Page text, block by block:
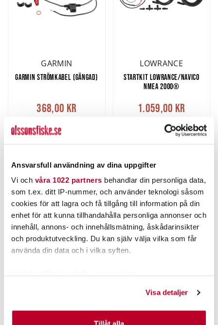
Ansvarsfull användning av dina uppgifter
Vi och våra 1022 partners behandlar din personliga data,
som t.ex. ditt IP-nummer, och använder teknologi såsom
cookies för att lagra och få tillgång till information på din
enhet för att kunna tillhandahålla personliga annonser och
innehåll, annons- och innehållsmätning, åskådarinsikter
och produktutveckling. Du kan själv välja vilka som får
använda din data och i vilka syften.
Identifiera din enhet genom att aktivt skanna den för
specifika kännetecken (fingeravtryck)
Visa detaljer
Tillåt alla
GARMIN
GARMIN STRÖMKABEL (GÄNGAD)
368,00 kr
6 ST
LOWRANCE
STARTKIT LOWRANCE/NAVICO
NMEA 2000®
1.059,00 kr
1 ST
GARMIN